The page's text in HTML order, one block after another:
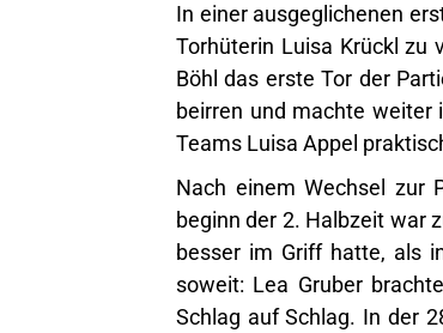
In einer ausgeglichenen
Torhüterin Luisa Krückl zu
Böhl das erste Tor der
beirren und machte weiter
Teams Luisa Appel
Nach einem Wechsel zur
beginn der 2. Halbzeit war
besser im Griff hatte, als
soweit: Lea Gruber
Schlag auf Schlag. In der